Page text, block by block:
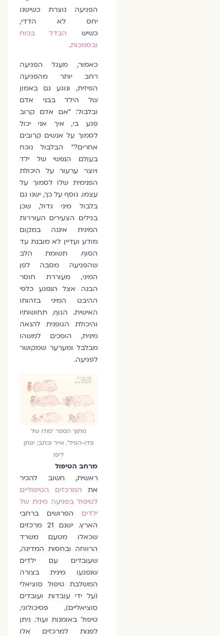
הפגיעה נוצרת כשישנו
יחס לא הדדי,
כשישהבדל בכוח
ובסמכות.
כאמור, מעגל הפגיעה
רחב יותר מהפגיעה
הפיזית, ונוגע גם באמון
של הילד בבני אדם
ובלבול: "אם אדם קרוב
פגע בי, איך אני יכול
לסמוך על אנשים קרובים
אחרים?" הבלבול נוכח
בעולם הנפשי של ילד
ויוצר ערעור על היכולת
הפנימית שלו לסמוך על
עצמו. נוסף על כך, ישנו גם
בלבול מיני גדול, שכן
בגילים הצעירים העוררות
המינית איננה במקום
מודע ועדיין לא מובנת עד
הסוף. תשומת הלב
שהפגיעה מסבה לפן
המיני, מעוררת חוסר
הבנה אצל הנפגע כלפי
ההיבט המיני בזהותו
האישית. הגוף, תחושותיו
והיכולת הגופנית להנאה
מינית, הופכים למשהו
מבלבל ומערער שמקושר
לפגיעה.
מתוך הספר 'סודו של
פדו-הפיל', אייר וכתב: יונתן
ליפו
מרחב הטיפול
ראשית, חשוב להכיר
אתהמרכזים הטיפוליים
לטיפול בפגיעה מינית של
ילדיםהפרושים ברחבי
הארץ. ישנם 21 מרכזים
שכאלו מטעם משרד
הרווחה ובחסות המדינה,
שעובדים עם ילדים
שנפגעו מינית בצורה
המשלבת טיפול סוציאלי
(על ידי עובדות ועובדים
סוציאליים), פסיכולוגי,
טיפול באומנות ועוד. ניתן
לפנות למרכזים אלו